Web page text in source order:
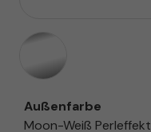
Außenfarbe
Moon-Weiß Perleffekt